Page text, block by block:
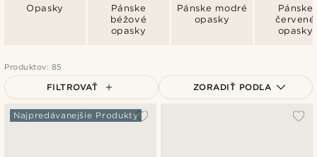
Opasky
Pánske
béžové
opasky
Pánske modré
opasky
Pánske
červené
opasky
Produktov: 85
FILTROVAŤ ZORADIŤ PODĽA
Najpredávanejšie Produkty